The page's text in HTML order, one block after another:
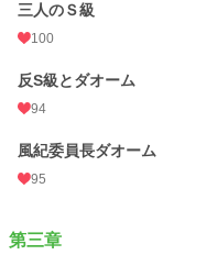
三人のＳ級
100
反S級とダオーム
94
風紀委員長ダオーム
95
第三章